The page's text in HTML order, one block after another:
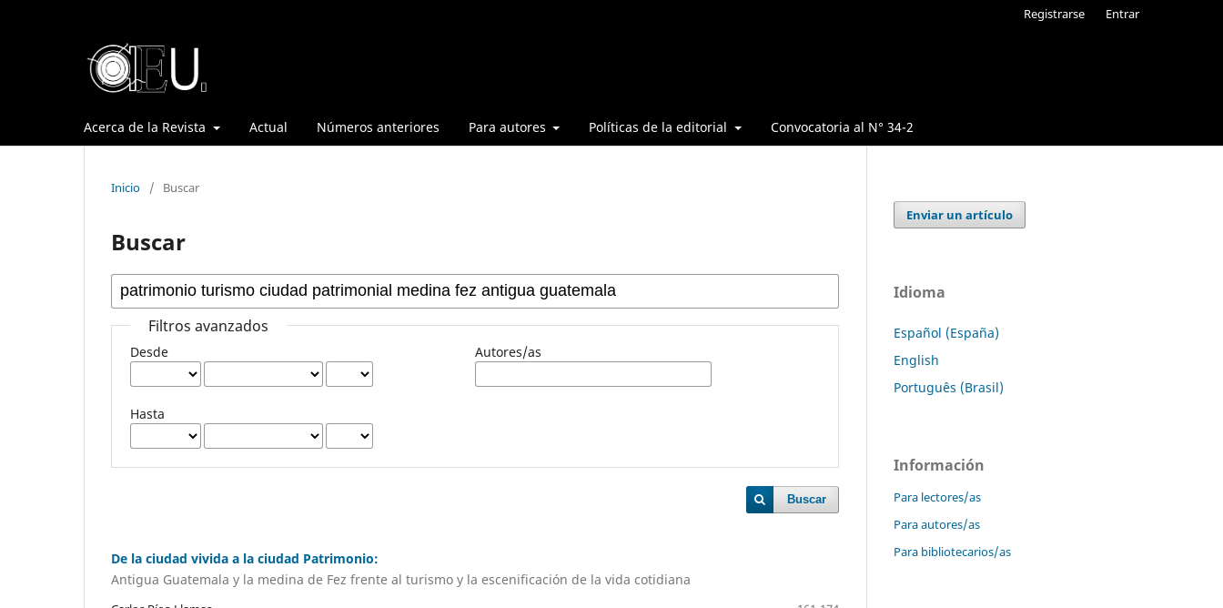
Acerca de la Revista Actual Números anteriores Para autores Políticas de la editorial Convocatoria al N° 34-2
Registrarse Entrar
Inicio / Buscar
Buscar
Filtros avanzados
Desde
Hasta
Autores/as
Buscar
De la ciudad vivida a la ciudad Patrimonio:
Antigua Guatemala y la medina de Fez frente al turismo y la escenificación de la vida cotidiana
Enviar un artículo
Idioma
Español (España)
English
Português (Brasil)
Información
Para lectores/as
Para autores/as
Para bibliotecarios/as